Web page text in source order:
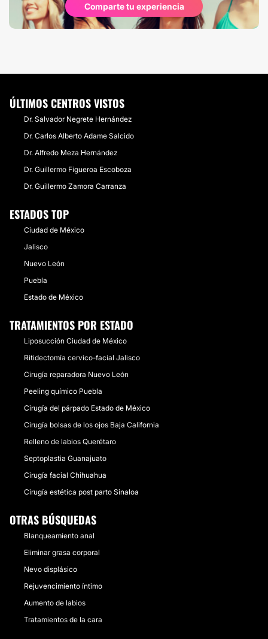
Comparte tu experiencia
ÚLTIMOS CENTROS VISTOS
Dr. Salvador Negrete Hernández
Dr. Carlos Alberto Adame Salcido
Dr. Alfredo Meza Hernández
Dr. Guillermo Figueroa Escoboza
Dr. Guillermo Zamora Carranza
ESTADOS TOP
Ciudad de México
Jalisco
Nuevo León
Puebla
Estado de México
TRATAMIENTOS POR ESTADO
Liposucción Ciudad de México
Ritidectomía cervico-facial Jalisco
Cirugía reparadora Nuevo León
Peeling químico Puebla
Cirugía del párpado Estado de México
Cirugía bolsas de los ojos Baja California
Relleno de labios Querétaro
Septoplastia Guanajuato
Cirugía facial Chihuahua
Cirugía estética post parto Sinaloa
OTRAS BÚSQUEDAS
Blanqueamiento anal
Eliminar grasa corporal
Nevo displásico
Rejuvencimiento íntimo
Aumento de labios
Tratamientos de la cara